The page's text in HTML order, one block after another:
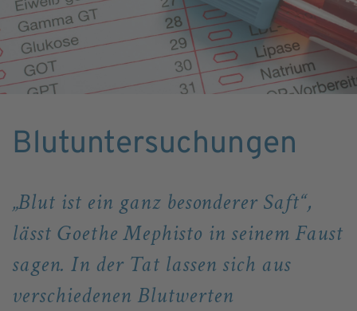
Blutunter­suchungen
„Blut ist ein ganz besonderer Saft“,
lässt Goethe Mephisto in seinem Faust
sagen. In der Tat lassen sich aus
verschiedenen Blutwerten